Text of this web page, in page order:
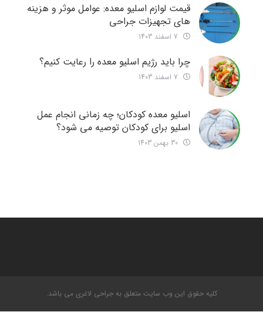
قیمت لوازم اسلیو معده: عوامل موثر و هزینه
های تجهیزات جراحی
چرا باید رژیم اسلیو معده را رعایت کنیم؟
اسلیو معده کودکان؛ چه زمانی انجام عمل
اسلیو برای کودکان توصیه می شود؟
کلیه حقوق این وب سایت متعلق به جراحی لاغری می باشد.